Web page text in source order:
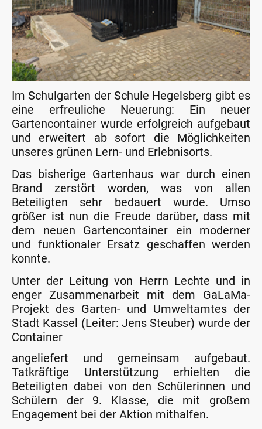
Im Schulgarten der Schule Hegelsberg gibt es
eine erfreuliche Neuerung: Ein neuer
Gartencontainer wurde erfolgreich aufgebaut
und erweitert ab sofort die Möglichkeiten
unseres grünen Lern- und Erlebnisorts.
Das bisherige Gartenhaus war durch einen
Brand zerstört worden, was von allen
Beteiligten sehr bedauert wurde. Umso
größer ist nun die Freude darüber, dass mit
dem neuen Gartencontainer ein moderner
und funktionaler Ersatz geschaffen werden
konnte.
Unter der Leitung von Herrn Lechte und in
enger Zusammenarbeit mit dem GaLaMa-
Projekt des Garten- und Umweltamtes der
Stadt Kassel (Leiter: Jens Steuber) wurde der
Container
angeliefert und gemeinsam aufgebaut.
Tatkräftige Unterstützung erhielten die
Beteiligten dabei von den Schülerinnen und
Schülern der 9. Klasse, die mit großem
Engagement bei der Aktion mithalfen.